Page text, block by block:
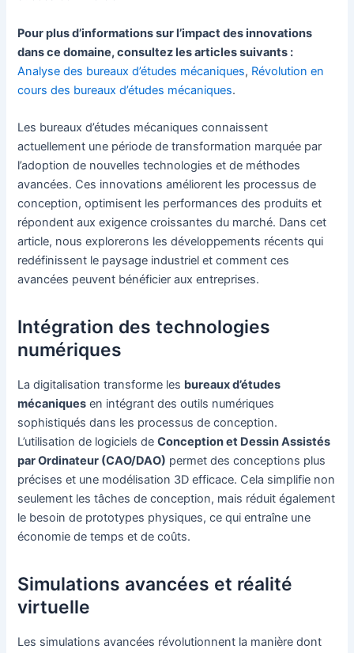
Pour plus d’informations sur l’impact des innovations
dans ce domaine, consultez les articles suivants :
Analyse des bureaux d’études mécaniques, Révolution en
cours des bureaux d’études mécaniques.
Les bureaux d’études mécaniques connaissent
actuellement une période de transformation marquée par
l’adoption de nouvelles technologies et de méthodes
avancées. Ces innovations améliorent les processus de
conception, optimisent les performances des produits et
répondent aux exigence croissantes du marché. Dans cet
article, nous explorerons les développements récents qui
redéfinissent le paysage industriel et comment ces
avancées peuvent bénéficier aux entreprises.
Intégration des technologies
numériques
La digitalisation transforme les bureaux d’études
mécaniques en intégrant des outils numériques
sophistiqués dans les processus de conception.
L’utilisation de logiciels deConception et Dessin Assistés
par Ordinateur (CAO/DAO) permet des conceptions plus
précises et une modélisation 3D efficace. Cela simplifie non
seulement les tâches de conception, mais réduit également
le besoin de prototypes physiques, ce qui entraîne une
économie de temps et de coûts.
Simulations avancées et réalité
virtuelle
Les simulations avancées révolutionnent la manière dont